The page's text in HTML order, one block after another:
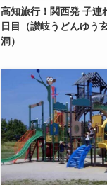
高知旅行！関西発 子連
日目（讃岐うどんゆう
洞）